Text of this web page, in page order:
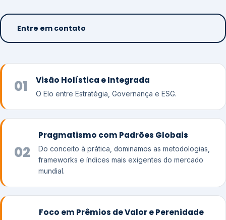
Entre em contato
01 Visão Holística e Integrada
O Elo entre Estratégia, Governança e ESG.
02
Pragmatismo com Padrões Globais
Do conceito à prática, dominamos as metodologias,
frameworks e índices mais exigentes do mercado
mundial.
Foco em Prêmios de Valor e Perenidade